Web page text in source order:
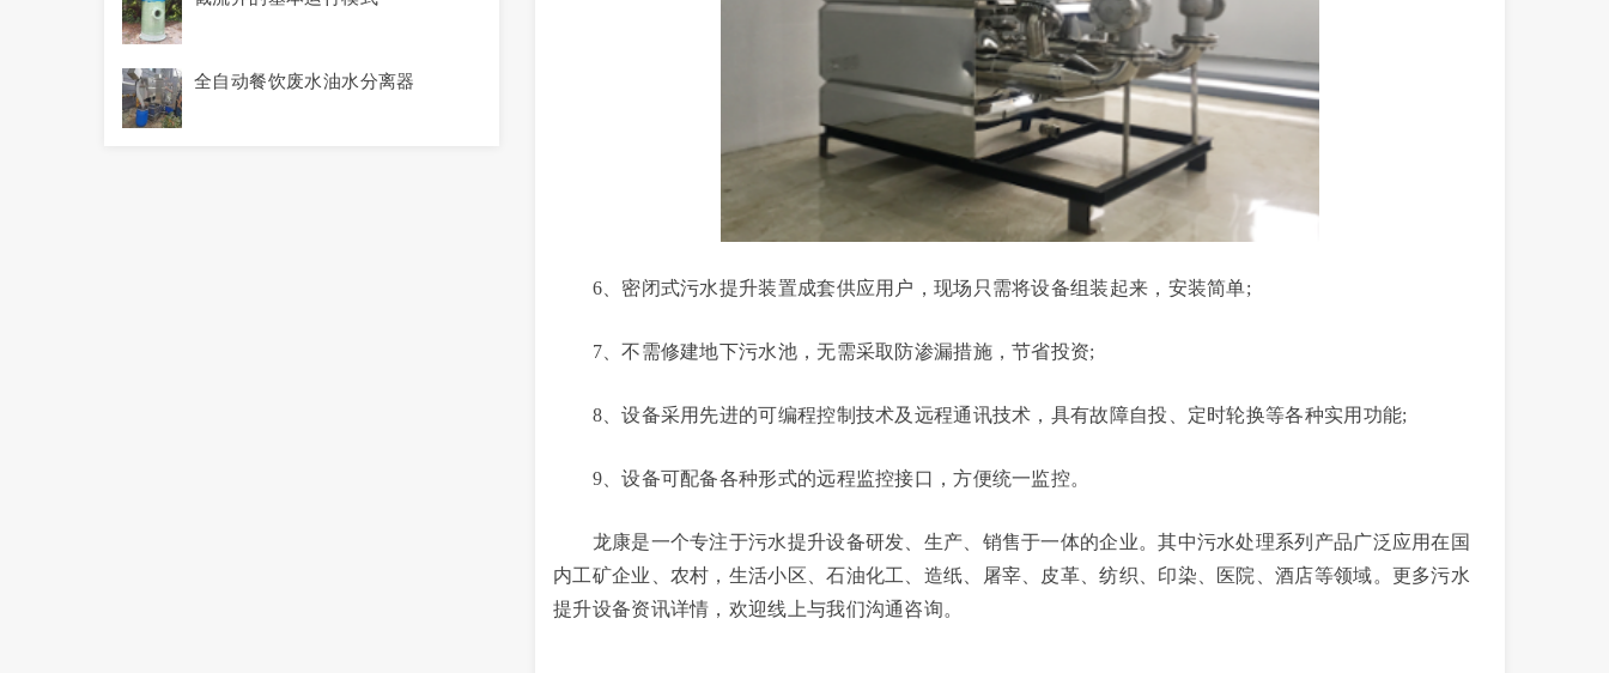
全自动餐饮废水油水分离器
6、密闭式污水提升装置成套供应用户，现场只需将设备组装起来，安装简单;
7、不需修建地下污水池，无需采取防渗漏措施，节省投资;
8、设备采用先进的可编程控制技术及远程通讯技术，具有故障自投、定时轮换等各种实用功能;
9、设备可配备各种形式的远程监控接口，方便统一监控。
龙康是一个专注于污水提升设备研发、生产、销售于一体的企业。其中污水处理系列产品广泛应用在国
内工矿企业、农村，生活小区、石油化工、造纸、屠宰、皮革、纺织、印染、医院、酒店等领域。更多污水
提升设备资讯详情，欢迎线上与我们沟通咨询。